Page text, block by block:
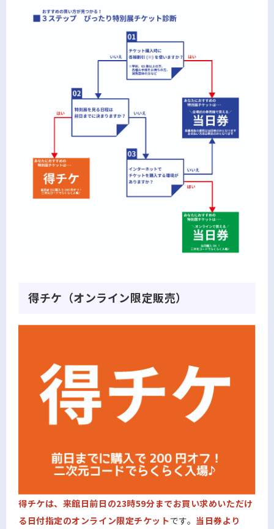
得チケ（オンライン限定販売）
得チケは、来館日前日の23時59分までお買い求めいただけ
る日付指定のオンライン限定チケットです。 当日券より